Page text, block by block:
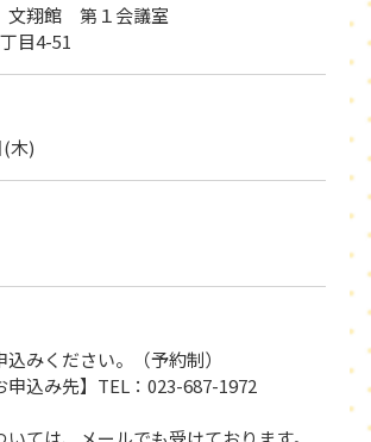
翔館 第１会議室
目4-51
木)
みください。（予約制）
申込み先】TEL：023-687-1972